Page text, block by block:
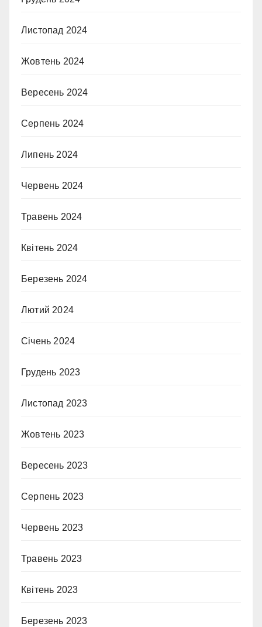
Листопад 2024
Жовтень 2024
Вересень 2024
Серпень 2024
Липень 2024
Червень 2024
Травень 2024
Квітень 2024
Березень 2024
Лютий 2024
Січень 2024
Грудень 2023
Листопад 2023
Жовтень 2023
Вересень 2023
Серпень 2023
Червень 2023
Травень 2023
Квітень 2023
Березень 2023